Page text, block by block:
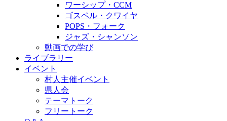
ワーシップ・CCM
ゴスペル・クワイヤ
POPS・フォーク
ジャズ・シャンソン
動画での学び
ライブラリー
イベント
村人主催イベント
県人会
テーマトーク
フリートーク